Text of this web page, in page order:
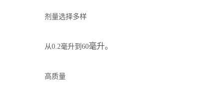
剂量选择多样
从0.2毫升到 60毫升。
高质量